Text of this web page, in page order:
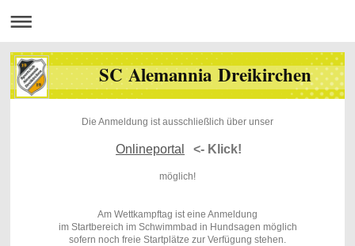
SC Alemannia Dreikirchen
Die Anmeldung ist ausschließlich über unser
Onlineportal <- Klick!
möglich!
Am Wettkampftag ist eine Anmeldung
im Startbereich im Schwimmbad in Hundsagen möglich
sofern noch freie Startplätze zur Verfügung stehen.